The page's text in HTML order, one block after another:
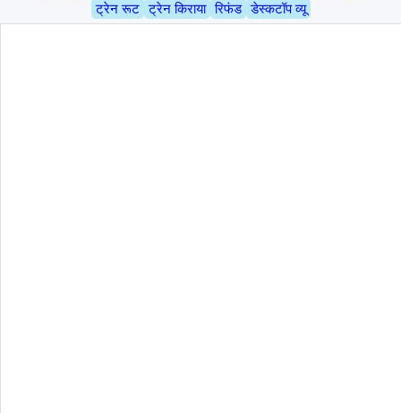
ट्रेन रूट ट्रेन किराया रिफंड डेस्कटॉप व्यू